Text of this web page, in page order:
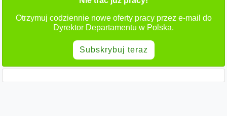
Otrzymuj codziennie nowe oferty pracy przez e-mail do
Dyrektor Departamentu w Polska.
Subskrybuj teraz